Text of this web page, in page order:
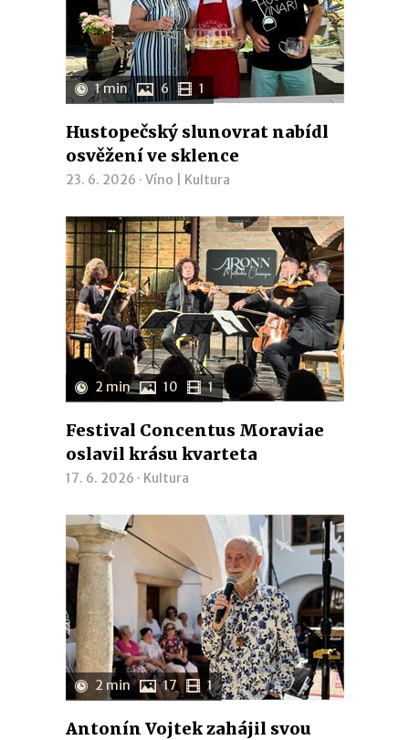
1 min 6 1
Hustopečský slunovrat nabídl
osvěžení ve sklence
23. 6. 2026 · Víno Kultura
2 min 10 1
Festival Concentus Moraviae
oslavil krásu kvarteta
17. 6. 2026 · Kultura
2 min 17 1
Antonín Vojtek zahájil svou